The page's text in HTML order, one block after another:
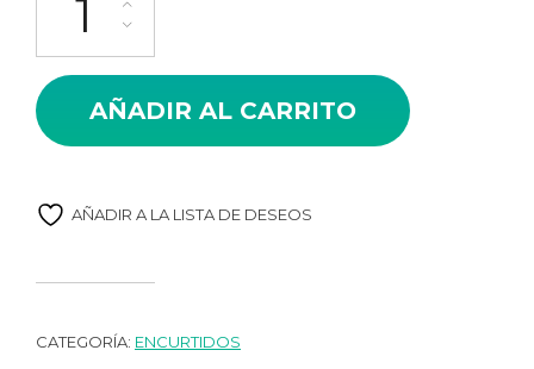
AÑADIR AL CARRITO
AÑADIR A LA LISTA DE DESEOS
CATEGORÍA: ENCURTIDOS